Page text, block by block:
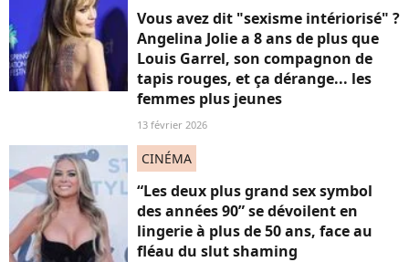
Vous avez dit "sexisme intériorisé" ?
Angelina Jolie a 8 ans de plus que
Louis Garrel, son compagnon de
tapis rouges, et ça dérange... les
femmes plus jeunes
13 février 2026
CINÉMA
“Les deux plus grand sex symbol
des années 90” se dévoilent en
lingerie à plus de 50 ans, face au
fléau du slut shaming